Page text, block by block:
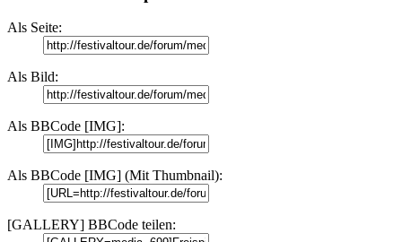
Als Seite:
Als Bild:
Als BBCode [IMG]:
Als BBCode [IMG] (Mit Thumbnail):
[GALLERY] BBCode teilen: